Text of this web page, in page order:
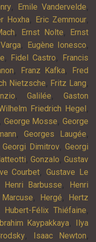
, Emile Vandervelde,
Hoxha, Eric Zemmour,
, Ernst Nolte,
Ernst
, Eugène Ionesco,
, Fidel Castro,
Francis
, Franz Kafka,
Fred
Nietzsche, Fritz Lang,
,Galilée,Gaston
Friedrich Hegel ,
, George Mosse,George
,Georges Laugée,
Georgi Dimitrov, Georgi
, Gonzalo,Gustav
Courbet,Gustave Le
Henri Barbusse,
Henri
, Hergé,
Hertz
Hubert-Félix Thiéfaine,
Ibrahim Kaypakkaya,
Ilya
, Isaac Newton,